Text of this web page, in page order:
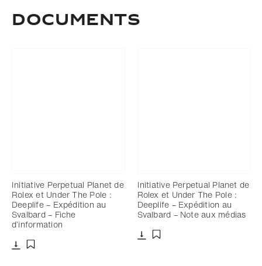
DOCUMENTS
Initiative Perpetual Planet de
Rolex et Under The Pole :
Deeplife – Expédition au
Svalbard – Fiche
d’information
Initiative Perpetual Planet de
Rolex et Under The Pole :
Deeplife – Expédition au
Svalbard – Note aux médias